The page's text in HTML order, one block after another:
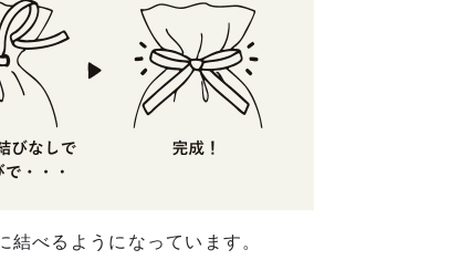
べるようになっています。